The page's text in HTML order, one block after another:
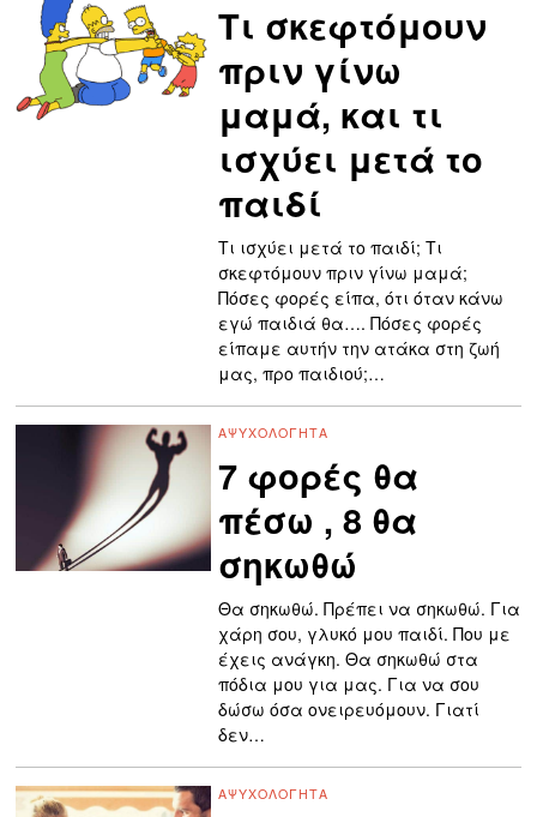
Τι σκεφτόμουν
πριν γίνω
μαμά, και τι
ισχύει μετά το
παιδί
Τι ισχύει μετά το παιδί; Τι
σκεφτόμουν πριν γίνω μαμά;
Πόσες φορές είπα, ότι όταν κάνω
εγώ παιδιά θα…. Πόσες φορές
είπαμε αυτήν την ατάκα στη ζωή
μας, προ παιδιού;…
ΑΨΥΧΟΛΌΓΗΤΑ
7 φορές θα
πέσω , 8 θα
σηκωθώ
Θα σηκωθώ. Πρέπει να σηκωθώ. Για
χάρη σου, γλυκό μου παιδί. Που με
έχεις ανάγκη. Θα σηκωθώ στα
πόδια μου για μας. Για να σου
δώσω όσα ονειρευόμουν. Γιατί
δεν…
ΑΨΥΧΟΛΌΓΗΤΑ